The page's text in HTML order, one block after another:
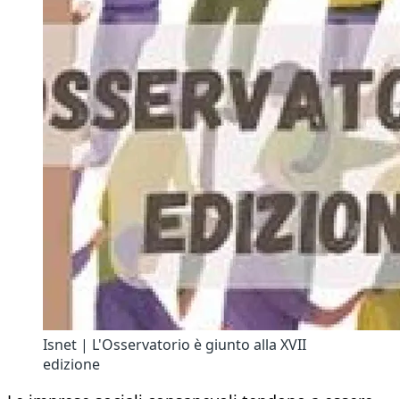
Isnet | L'Osservatorio è giunto alla XVII
edizione